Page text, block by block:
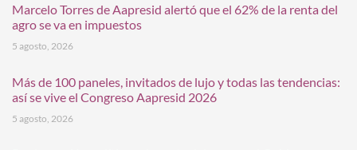
Marcelo Torres de Aapresid alertó que el 62% de la renta del
agro se va en impuestos
5 agosto, 2026
Más de 100 paneles, invitados de lujo y todas las tendencias:
así se vive el Congreso Aapresid 2026
5 agosto, 2026